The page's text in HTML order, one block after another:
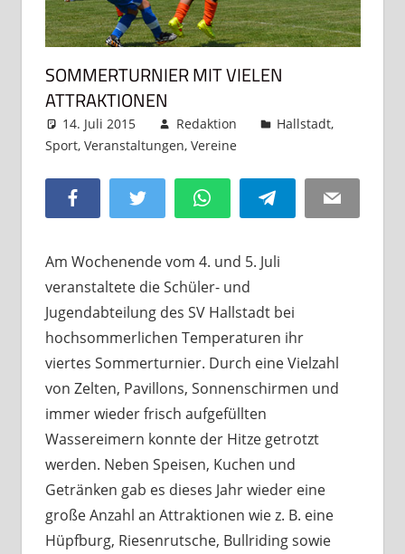
SOMMERTURNIER MIT VIELEN
ATTRAKTIONEN
14. Juli 2015 Redaktion Hallstadt,
Sport, Veranstaltungen, Vereine
Facebook Twitter WhatsAppTelegram Email
Am Wochenende vom 4. und 5. Juli
veranstaltete die Schüler- und
Jugendabteilung des SV Hallstadt bei
hochsommerlichen Temperaturen ihr
viertes Sommerturnier. Durch eine Vielzahl
von Zelten, Pavillons, Sonnenschirmen und
immer wieder frisch aufgefüllten
Wassereimern konnte der Hitze getrotzt
werden. Neben Speisen, Kuchen und
Getränken gab es dieses Jahr wieder eine
große Anzahl an Attraktionen wie z. B. eine
Hüpfburg, Riesenrutsche, Bullriding sowie